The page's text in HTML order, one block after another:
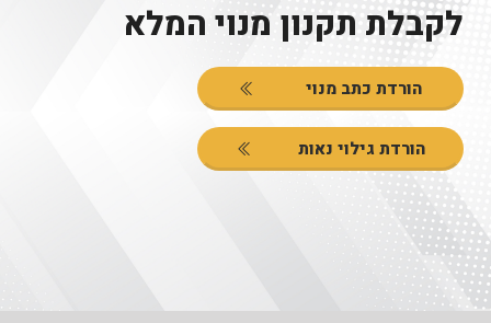
לקבלת תקנון מנוי המלא
הורדת כתב מנוי
הורדת גילוי נאות